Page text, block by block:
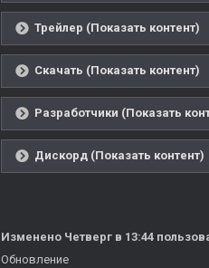
Трейлер (Показать контент)
Скачать (Показать контент)
Разработчики (Показать
Дискорд (Показать контент)
Изменено Четверг в 13:44
Обновление